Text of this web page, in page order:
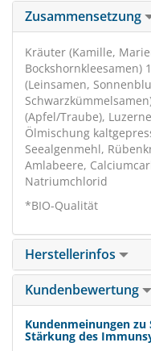
Zusammensetzung
Kräuter (Kamille,
Bockshornkleesamen)
(Leinsamen,
(Apfel/Traube),
Ölmischung
Seealgenmehl,
Amlabeere,
Natriumchlorid
*BIO-Qualität
Herstellerinfos
Kundenbewertung
Kundenmeinungen
Stärkung des